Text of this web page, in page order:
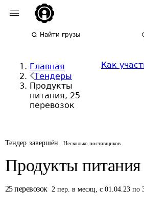
Найти грузы
Главная
Тендеры
Продукты
питания, 25
перевозок
Как
Тендер завершён Несколько поставщиков
Продукты питания
25 перевозок 2 пер. в месяц, с 01.04.23 по